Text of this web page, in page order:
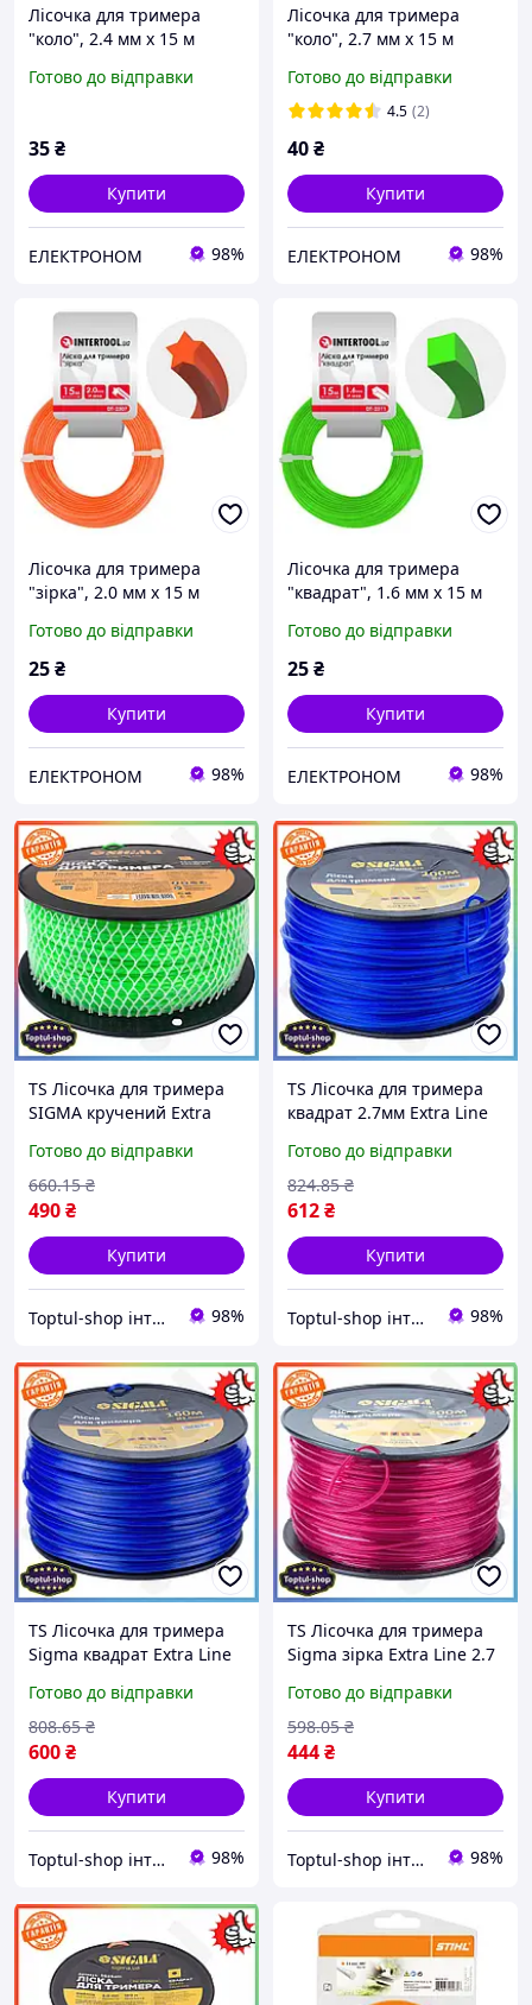
Лісочка для тримера
"коло", 2.4 мм x 15 м
Готово до відправки
35₴
Купити
ЕЛЕКТРОНОМ 98%
Лісочка для тримера
"коло", 2.7 мм x 15 м
Готово до відправки
4.5 (2)
40₴
Купити
ЕЛЕКТРОНОМ 98%
Лісочка для тримера
"зірка", 2.0 мм x 15 м
Готово до відправки
25₴
Купити
ЕЛЕКТРОНОМ 98%
Лісочка для тримера
"квадрат", 1.6 мм x 15 м
Готово до відправки
25₴
Купити
ЕЛЕКТРОНОМ 98%
TS Лісочка для тримера
SIGMA кручений Extra
для стрижки трави
нейлонова котушка
SHT55_Q
Готово до відправки
490₴
660.15 ₴
Купити
Toptul-shop інтернет магазин 98%
TS Лісочка для тримера
квадрат 2.7мм Extra Line
трави нейлонова котушка
для газонів SHT55_Q
Готово до відправки
612₴
824.85 ₴
Купити
Toptul-shop інтернет магазин 98%
TS Лісочка для тримера
Sigma квадрат Extra Line
трави нейлонова котушка
SHT55_Q
Готово до відправки
600₴
808.65 ₴
Купити
Toptul-shop інтернет магазин 98%
TS Лісочка для тримера
Sigma зірка Extra Line 2.7
котушка для стрижки
трави та рослинності
SHT55_Q
Готово до відправки
444₴
598.05 ₴
Купити
Toptul-shop інтернет магазин 98%